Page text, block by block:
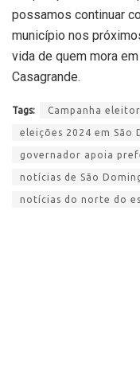
possamos continuar
município nos
vida de quem mora
Casagrande.
Tags: Campanha
eleições 2024 em São
governador apoia
notícias de São
notícias do norte do es